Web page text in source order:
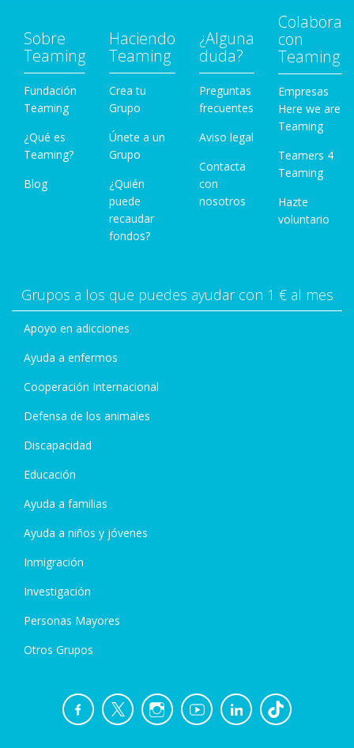
Sobre
Teaming
Fundación
Teaming
¿Qué es
Teaming?
Blog
Haciendo
Teaming
Crea tu
Grupo
Únete a un
Grupo
¿Quién
puede
recaudar
fondos?
¿Alguna
duda?
Preguntas
frecuentes
Aviso legal
Contacta
con
nosotros
Colabora
con
Teaming
Empresas
Here we are
Teaming
Teamers 4
Teaming
Hazte
voluntario
Grupos a los que puedes ayudar con 1 € al mes
Apoyo en adicciones
Ayuda a enfermos
Cooperación Internacional
Defensa de los animales
Discapacidad
Educación
Ayuda a familias
Ayuda a niños y jóvenes
Inmigración
Investigación
Personas Mayores
Otros Grupos